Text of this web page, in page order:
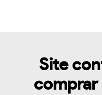
Site
comprar